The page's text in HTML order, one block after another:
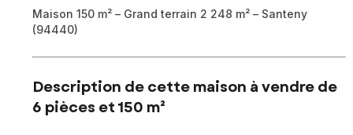
Maison 150 m² – Grand terrain 2 248 m² – Santeny
(94440)
Description de cette maison à vendre de
6 pièces et 150 m²